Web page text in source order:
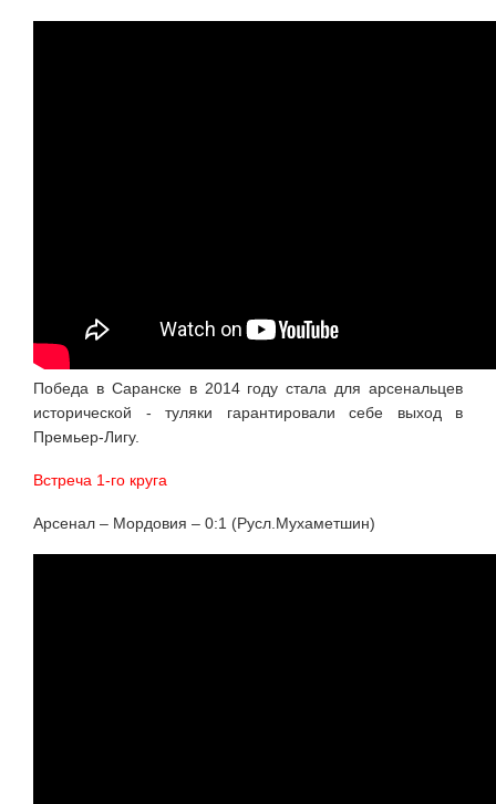
Победа в Саранске в 2014 году стала для арсенальцев
исторической - туляки гарантировали себе выход в
Премьер-Лигу.
Встреча 1-го круга
Арсенал – Мордовия – 0:1 (Русл.Мухаметшин)